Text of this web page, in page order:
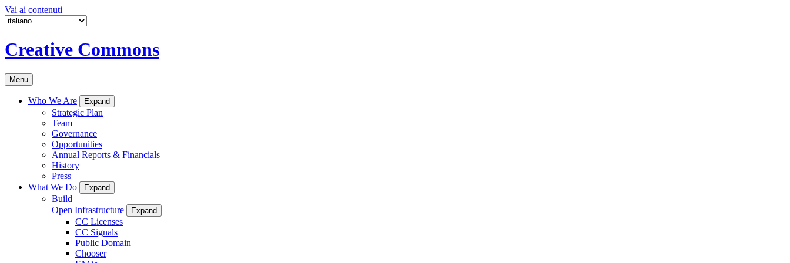
Vai ai contenuti
Creative Commons
Menu
Who We Are Expand
Strategic Plan
Team
Governance
Opportunities
Annual Reports & Financials
History
Press
What We Do
Expand
Build
Open Infrastructure
Expand
CC Licenses
CC Signals
Public Domain
Chooser